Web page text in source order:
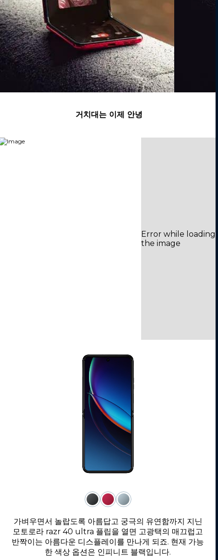
거치대는 이제 안녕
가벼우면서 놀랍도록 아름답고 궁극의 유연함까지 지닌
모토로라 razr 40 ultra 플립을 열면 고광택의 매끄럽고
반짝이는 아름다운 디스플레이를 만나게 되죠. 현재 가능
한 색상 옵션은 인피니트 블랙입니다.